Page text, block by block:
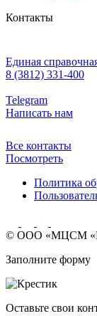
Контакты
Единая
8 (3812) 331-400
Telegram
Написать нам
Все контакты
Посмотреть
Политика
© ООО «МЦСМ
Заполните форму
Оставьте свои